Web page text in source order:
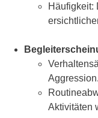
Häufigkeit:
Aggression.
Aktivitäten